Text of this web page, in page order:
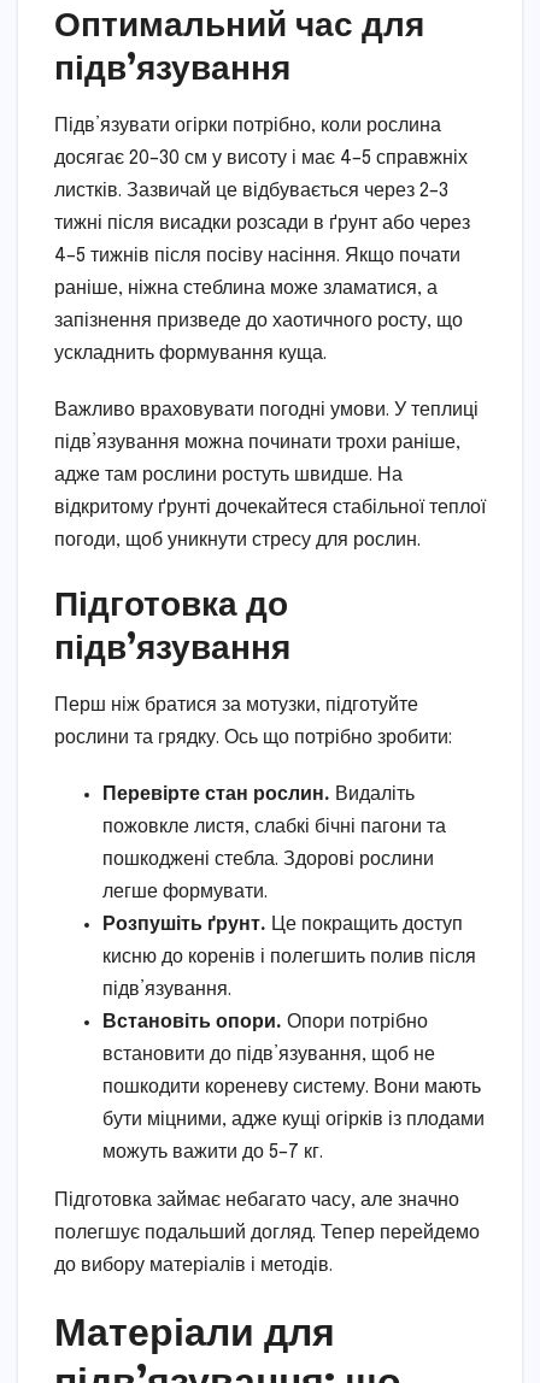
Оптимальний час для
підв’язування
Підв’язувати огірки потрібно, коли рослина
досягає 20–30 см у висоту і має 4–5 справжніх
листків. Зазвичай це відбувається через 2–3
тижні після висадки розсади в ґрунт або через
4–5 тижнів після посіву насіння. Якщо почати
раніше, ніжна стеблина може зламатися, а
запізнення призведе до хаотичного росту, що
ускладнить формування куща.
Важливо враховувати погодні умови. У теплиці
підв’язування можна починати трохи раніше,
адже там рослини ростуть швидше. На
відкритому ґрунті дочекайтеся стабільної теплої
погоди, щоб уникнути стресу для рослин.
Підготовка до
підв’язування
Перш ніж братися за мотузки, підготуйте
рослини та грядку. Ось що потрібно зробити:
Перевірте стан рослин. Видаліть
пожовкле листя, слабкі бічні пагони та
пошкоджені стебла. Здорові рослини
легше формувати.
Розпушіть ґрунт. Це покращить доступ
кисню до коренів і полегшить полив після
підв’язування.
Встановіть опори. Опори потрібно
встановити до підв’язування, щоб не
пошкодити кореневу систему. Вони мають
бути міцними, адже кущі огірків із плодами
можуть важити до 5–7 кг.
Підготовка займає небагато часу, але значно
полегшує подальший догляд. Тепер перейдемо
до вибору матеріалів і методів.
Матеріали для